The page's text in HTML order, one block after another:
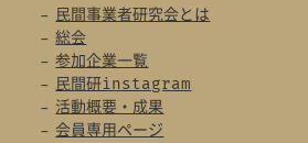
民間事業者研究会とは
総会
参加企業一覧
民間研instagram
活動概要・成果
会員専用ページ